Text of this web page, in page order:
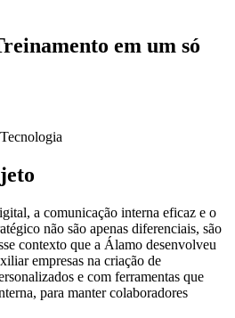
em um só
, a comunicação interna eficaz e o
não são apenas diferenciais, são
contexto que a Álamo desenvolveu
empresas na criação de
e com ferramentas que
para manter colaboradores